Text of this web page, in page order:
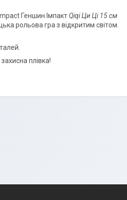
Геншин ІмпактQiqi Ци Ці15 см
рольова гра з відкритим світом.
плівка!